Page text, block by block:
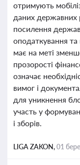
отримують
даних державних
посилення
оподаткування
має на меті
прозорості
означає
вимог і
для уникнення
участь у
і зборів.
LIGA ZAKON,01